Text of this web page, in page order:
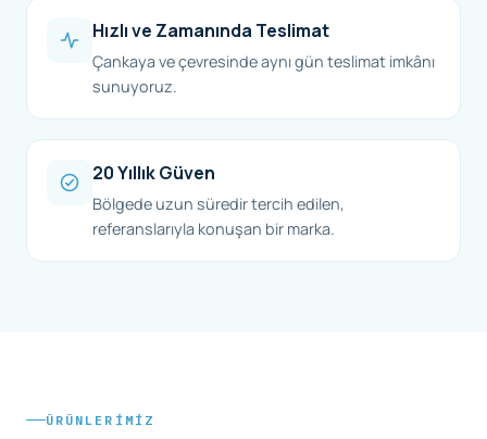
Hızlı ve Zamanında Teslimat
Çankaya ve çevresinde aynı gün teslimat imkânı
sunuyoruz.
20 Yıllık Güven
Bölgede uzun süredir tercih edilen,
referanslarıyla konuşan bir marka.
ÜRÜNLERIMIZ